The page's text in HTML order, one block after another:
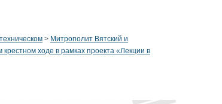
> Митрополит Вятский и
ходе в рамках проекта «Лекции в